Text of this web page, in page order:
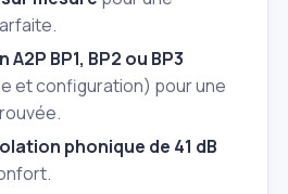
BP1, BP2 ou BP3
et configuration) pour une
phonique de 41 dB